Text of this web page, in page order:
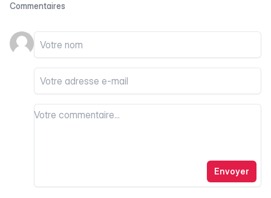
Commentaires
Votre nom
Votre email
Votre commentaire
Votre commentaire
Envoyer